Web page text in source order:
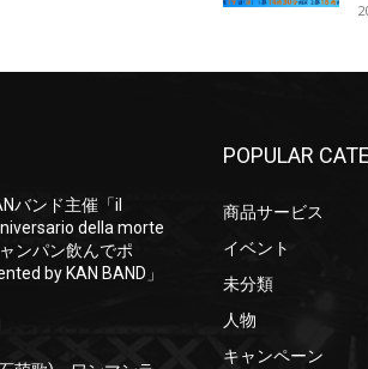
バンド主催「il
della morte
ンパン飲んでポ
by KAN BAND」
POPULAR
商品サービス
イベント
未分類
人物
キャンペーン